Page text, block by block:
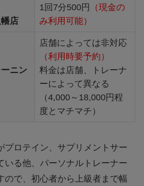
店
1回7分500円
（現金の
み利用可能）
ニン
店舗によっては非対応
（利用時要予約）
料金は店舗、トレーナ
ーによって異なる
（4,000～18,000円程
度とマチマチ）
プロテイン、サプリメントサー
いる他、パーソナルトレーナー
ので、初心者から上級者まで幅